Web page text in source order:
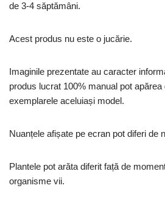
de 3-4 săptămâni.
Acest produs nu este o jucărie.
Imaginile prezentate au caracter
produs lucrat 100% manual pot apărea
exemplarele aceluiași model.
Nuanțele afișate pe ecran pot diferi de
Plantele pot arăta diferit față de
organisme vii.